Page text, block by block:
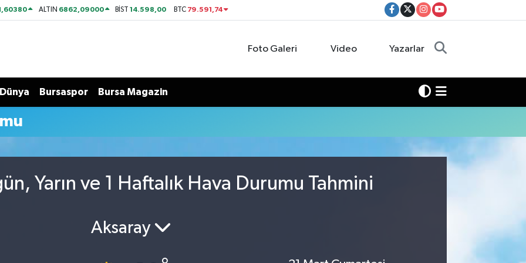
ALTIN 6862,09000 BİST14.598,00 BTC 79.591,74
Foto Galeri Video Yazarlar
Dünya Bursaspor Bursa Magazin
Yarın ve 1 Haftalık Hava Durumu Tahmini
Aksaray